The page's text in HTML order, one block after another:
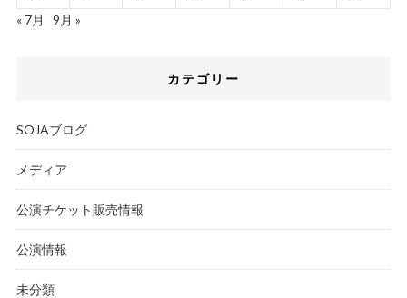
« 7月
9月 »
カテゴリー
SOJAブログ
メディア
公演チケット販売情報
公演情報
未分類